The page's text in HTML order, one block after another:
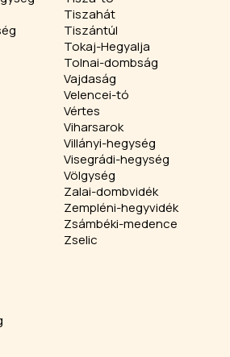
Tiszahát
Tiszántúl
Tokaj-Hegyalja
Tolnai-dombság
Vajdaság
Velencei-tó
Vértes
Viharsarok
Villányi-hegység
Visegrádi-hegység
Völgység
Zalai-dombvidék
Zempléni-hegyvidék
Zsámbéki-medence
Zselic